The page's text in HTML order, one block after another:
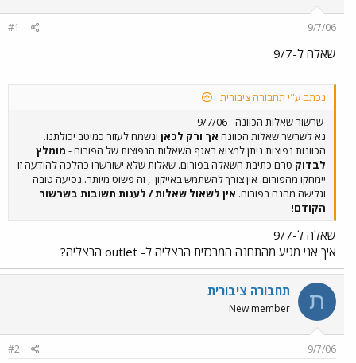
א
ר
9/7/06
#1
שאלה ל-9/7
נכתב ע"י תחבורה ציבורית:
שרשור שאלות הכוונה - 9/7/06
נא לשרשר שאלות הכוונה אך ורק לכאן ונשמח לעזור כמיטב יכולתנו.
הכוונות נפוצות ניתן למצוא באגף השאלות הנפוצות של הפורום - מומלץ
לבדוק טרם כתיבת השאלה בפורום. שאלות שלא ישורשרו כהלכה להודעה זו
יימחקו מהפורום. אין צורך להשתמש באייקון , זה פשוט מיותר. נסיעה טובה
וגלישה מהנה בפורום. אין לשאול שאלות / לענות תשובות בשרשור
הקודם!
שאלה ל-9/7
איך אני מגיע מהתחנה המרכזית הרצליה ל- outlet הרצליה?
ת תחבורה ציבורית
New member
9/7/06
#2